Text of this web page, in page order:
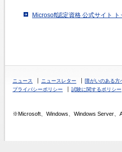
Microsoft認定資格 公式サイト
ニュース ニュースレター 障がいのある方
プライバシーポリシー
試験に関するポリシー
※Microsoft、Windows、Windows Server、